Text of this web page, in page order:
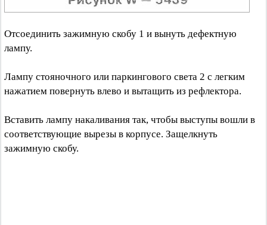
Отсоединить зажимную скобу 1 и вынуть дефектную
лампу.
Лампу стояночного или паркингового света 2 с легким
нажатием повернуть влево и вытащить из рефлектора.
Вставить лампу накаливания так, чтобы выступы вошли в
соответствующие вырезы в корпусе. Защелкнуть
зажимную скобу.